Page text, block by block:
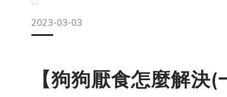
或多酶片等等，再配以腹部按摩來幫助消化。至
2023-03-03
【狗狗厭食怎麼解決